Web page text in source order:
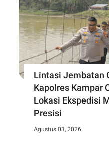
Lintasi Jembatan
Kapolres Kampar
Lokasi Ekspedisi
Presisi
Agustus 03, 2026